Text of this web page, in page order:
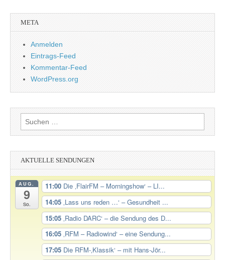
META
Anmelden
Eintrags-Feed
Kommentar-Feed
WordPress.org
Suchen
nach:
AKTUELLE SENDUNGEN
AUG.
9
So.
11:00 Die ‚FlairFM – Morningshow‘ – LI...
14:05 ‚Lass uns reden …‘ – Gesundheit ...
15:05 ‚Radio DARC‘ – die Sendung des D...
16:05 ‚RFM – Radiowind‘ – eine Sendung...
17:05 Die RFM-‚Klassik‘ – mit Hans-Jör...